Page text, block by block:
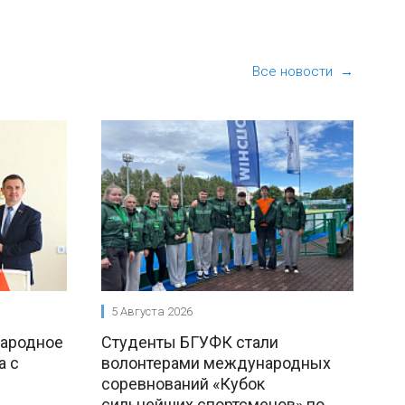
Все новости →
с
5 Августа 2026
Студенты БГУФК стали
волонтерами международных
соревнований «Кубок